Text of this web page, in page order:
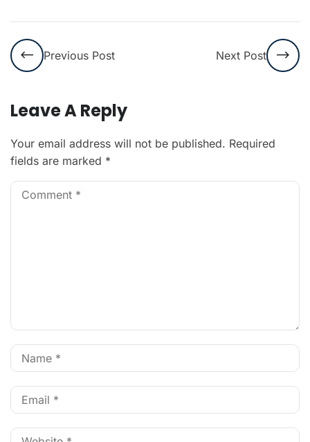
Previous Post Next Post
Leave A Reply
Your email address will not be published. Required
fields are marked *